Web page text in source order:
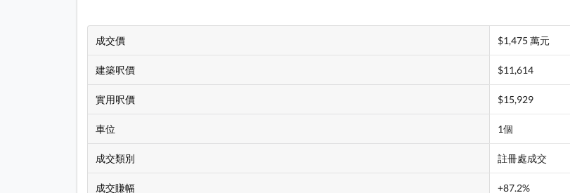
成交價 $1,475 萬元
建築呎價 $11,614
實用呎價 $15,929
車位 1個
成交類別 註冊處成交
成交賺幅 +87.2%